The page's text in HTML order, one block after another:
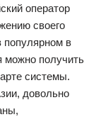
оператор
своего
популярном в
можно получить
системы.
довольно